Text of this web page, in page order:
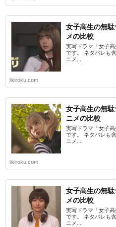
女子高生の無
メの比較
実写ドラマ「女子
です。 ネタバレも
ニメ...
likiroku.com
女子高生の無
ニメの比較
実写ドラマ「女子
です。 ネタバレも
ニメ...
likiroku.com
女子高生の無
メの比較
実写ドラマ「女子
です。 ネタバレも
ニメ...